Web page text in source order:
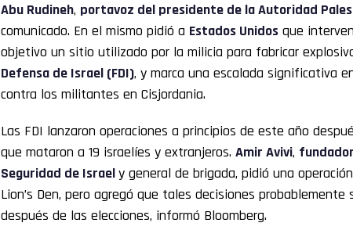
Abu Rudineh, portavoz del presidente de la Autoridad
comunicado. En el mismo pidió a Estados Unidos que
objetivo un sitio utilizado por la milicia para fabricar
Defensa de Israel (FDI), y marca una escalada significativa
contra los militantes en Cisjordania.
Las FDI lanzaron operaciones a principios de este año
que mataron a 19 israelíes y extranjeros. Amir Avivi,
Seguridad de Israely general de brigada, pidió una
Lion’s Den, pero agregó que tales decisiones
después de las elecciones, informó Bloomberg.